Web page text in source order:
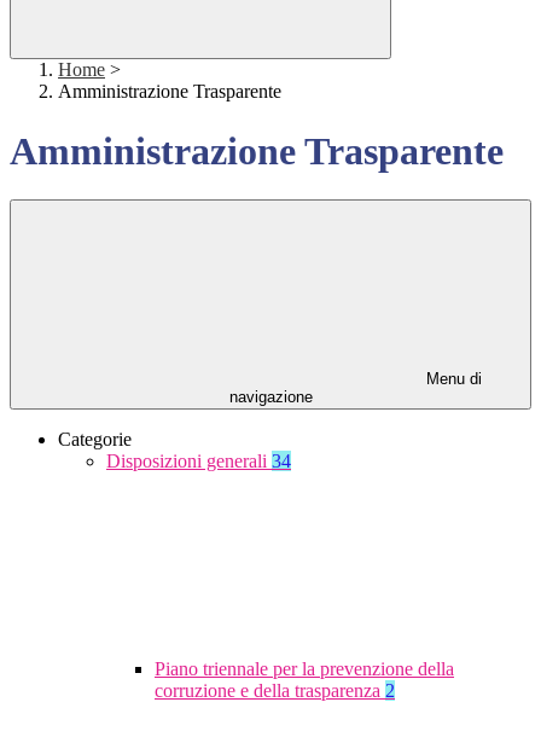
Home >
Amministrazione Trasparente
Amministrazione Trasparente
Menu di
navigazione
Categorie
Disposizioni generali 34
Piano triennale per la prevenzione della
corruzione e della trasparenza 2